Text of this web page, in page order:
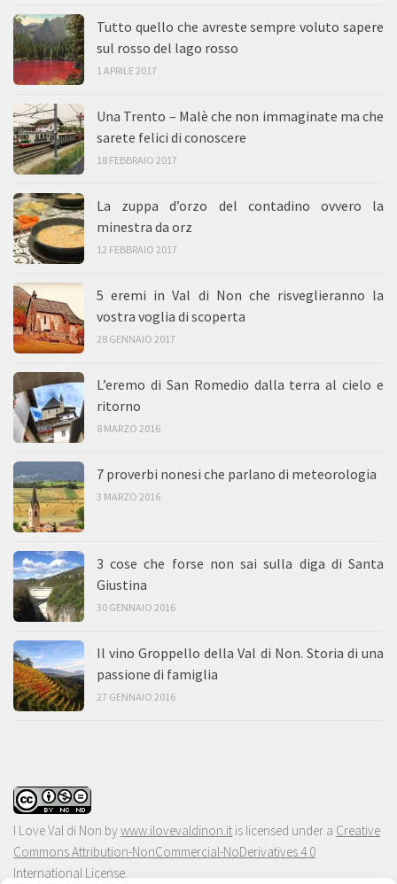
Tutto quello che avreste sempre voluto sapere
sul rosso del lago rosso
1 APRILE 2017
Una Trento – Malè che non immaginate ma che
sarete felici di conoscere
18 FEBBRAIO 2017
La zuppa d’orzo del contadino ovvero la
minestra da orz
12 FEBBRAIO 2017
5 eremi in Val di Non che risveglieranno la
vostra voglia di scoperta
28 GENNAIO 2017
L’eremo di San Romedio dalla terra al cielo e
ritorno
8 MARZO 2016
7 proverbi nonesi che parlano di meteorologia
3 MARZO 2016
3 cose che forse non sai sulla diga di Santa
Giustina
30 GENNAIO 2016
Il vino Groppello della Val di Non. Storia di una
passione di famiglia
27 GENNAIO 2016
I Love Val di Non bywww.ilovevaldinon.it is licensed under a Creative
Commons Attribution-NonCommercial-NoDerivatives 4.0
International License.